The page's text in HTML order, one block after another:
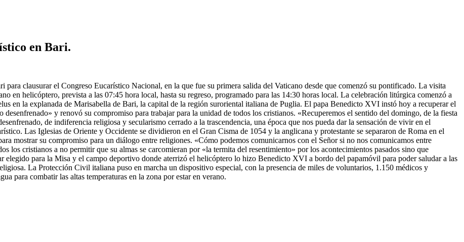
en Bari.
clausurar el Congreso Eucarístico Nacional, en la que fue su primera salida del Vaticano desde que comenzó su pontificado. La visita
en helicóptero, prevista a las 07:45 hora local, hasta su regreso, programado para las 14:30 horas local. La celebración litúrgica comenzó a
en la explanada de Marisabella de Bari, la capital de la región suroriental italiana de Puglia. El papa Benedicto XVI instó hoy a recuperar el
y renovó su compromiso para trabajar para la unidad de todos los cristianos. «Recuperemos el sentido del domingo, de la fiesta
de indiferencia religiosa y secularismo cerrado a la trascendencia, una época que nos pueda dar la sensación de vivir en el
Las Iglesias de Oriente y Occidente se dividieron en el Gran Cisma de 1054 y la anglicana y protestante se separaron de Roma en el
mostrar su compromiso para un diálogo entre religiones. «Cómo podemos comunicarnos con el Señor si no nos comunicamos entre
los cristianos a no permitir que su almas se carcomieran por «la termita del resentimiento» por los acontecimientos pasados sino que
elegido para la Misa y el campo deportivo donde aterrizó el helicóptero lo hizo Benedicto XVI a bordo del papamóvil para poder saludar a las
La Protección Civil italiana puso en marcha un dispositivo especial, con la presencia de miles de voluntarios, 1.150 médicos y
para combatir las altas temperaturas en la zona por estar en verano.